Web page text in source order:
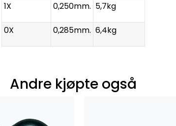
1X 0,250mm. 5,7kg
0X 0,285mm. 6,4kg
Andre kjøpte også